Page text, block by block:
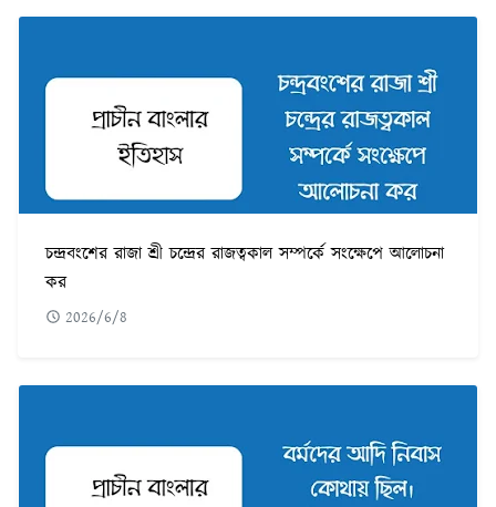
চন্দ্রবংশের রাজা শ্রী চন্দ্রের রাজত্বকাল সম্পর্কে সংক্ষেপে আলোচনা
কর
2026/6/8